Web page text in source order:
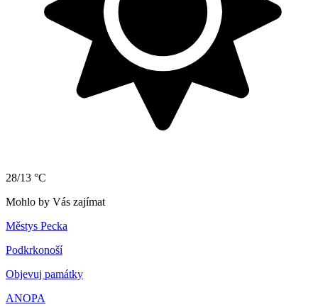
28/13 °C
Mohlo by Vás zajímat
Městys Pecka
Podkrkonoší
Objevuj památky
ANOPA